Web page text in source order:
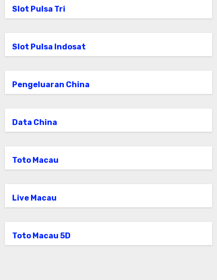
Slot Pulsa Tri
Slot Pulsa Indosat
Pengeluaran China
Data China
Toto Macau
Live Macau
Toto Macau 5D